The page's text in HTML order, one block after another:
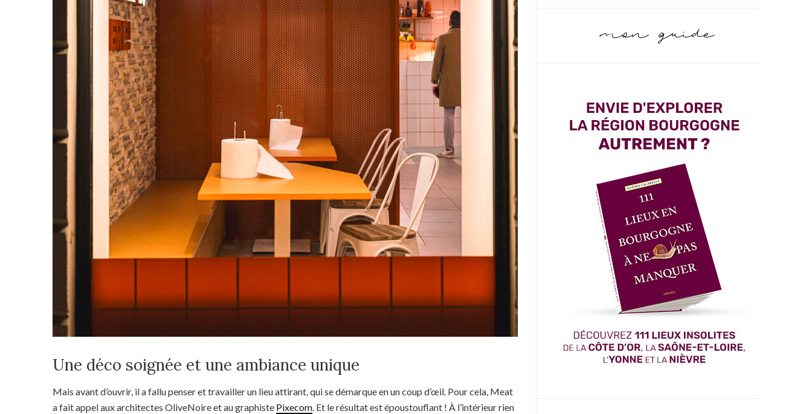
Une déco soignée et une ambiance unique
Mais avant d’ouvrir, il a fallu penser et travailler un lieu attirant, qui se démarque en un coup d’œil. Pour cela, Meat
a fait appel aux architectes OliveNoire et au graphiste Pixecom. Et le résultat est époustouflant ! À l’intérieur rien